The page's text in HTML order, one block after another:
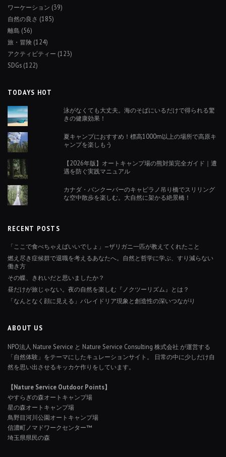
ワーケーション (39)
自然の良さ (185)
離島 (56)
旅・冒険 (124)
アクティビティー (123)
SDGs (122)
TODAYS HOT
泳がなくても大丈夫。海のそばにいるだけで得られる驚
きの健康効果！
夏キャンプにおすすめ！標高1000m以上の場所で高原キ
ャンプを楽しもう
【2026年版】オートキャンプ場の熊対策完全ガイド｜遭
遇を防ぐ実践マニュアル
カナダ・バンクーバーのキャピラノ吊り橋でスリリング
な空中散歩を楽しむ。大自然に架かる絶景橋！
RECENT POSTS
「ここで食べちゃえばいいでしょ」—ザリガニ一匹が教えてくれたこと
燃え尽き症候群で退職を考えるあなたへ。自然と哲学に学ぶ、すり減らない
働き方
その蝶、きれいだと思いましたか？
昼だけが旅じゃない。夜の自然を楽しむ『ノクツーリズム』とは？
「なんとなく顔に見える」パレイドリア現象と創造性の深いつながり
ABOUT US
NPO法人 Nature Service と Nature Service Consulting 株式会社 が運営する
「自然体験」をテーマにしたキュレーションサイト。 日常の中に少しだけ自
然を思い出させるキッカケ作りをしています。
【Nature Service Outdoor Points】
やすらぎの森オートキャンプ場
星の森オートキャンプ場
鳥野目河川公園オートキャンプ場
信濃町ノマドワークセンター™
埼玉県県民の森